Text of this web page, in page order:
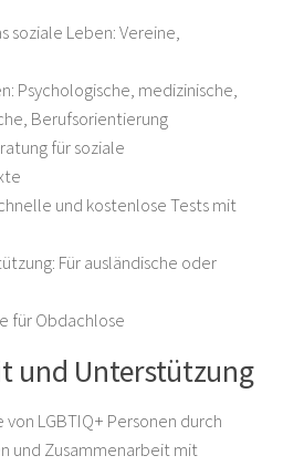
soziale Leben: Vereine,
Psychologische, medizinische,
Berufsorientierung
für soziale
und kostenlose Tests mit
Für ausländische oder
für Obdachlose
und Unterstützung
LGBTIQ+ Personen durch
und Zusammenarbeit mit